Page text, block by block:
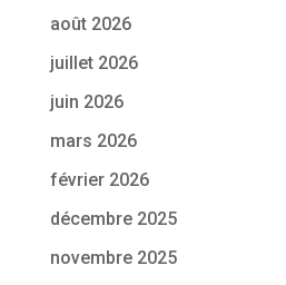
août 2026
juillet 2026
juin 2026
mars 2026
février 2026
décembre 2025
novembre 2025